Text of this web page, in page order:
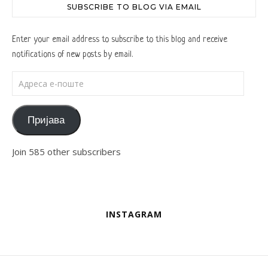
SUBSCRIBE TO BLOG VIA EMAIL
Enter your email address to subscribe to this blog and receive
notifications of new posts by email.
Пријава
Join 585 other subscribers
INSTAGRAM